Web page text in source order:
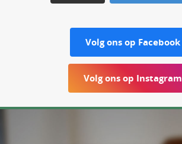
Volg ons op Facebook
Volg ons op Instagram